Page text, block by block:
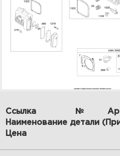
7 Картер /
Ссылка №
Наименование детали
Цена